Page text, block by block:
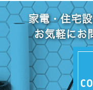
家電・住宅
お気軽にお